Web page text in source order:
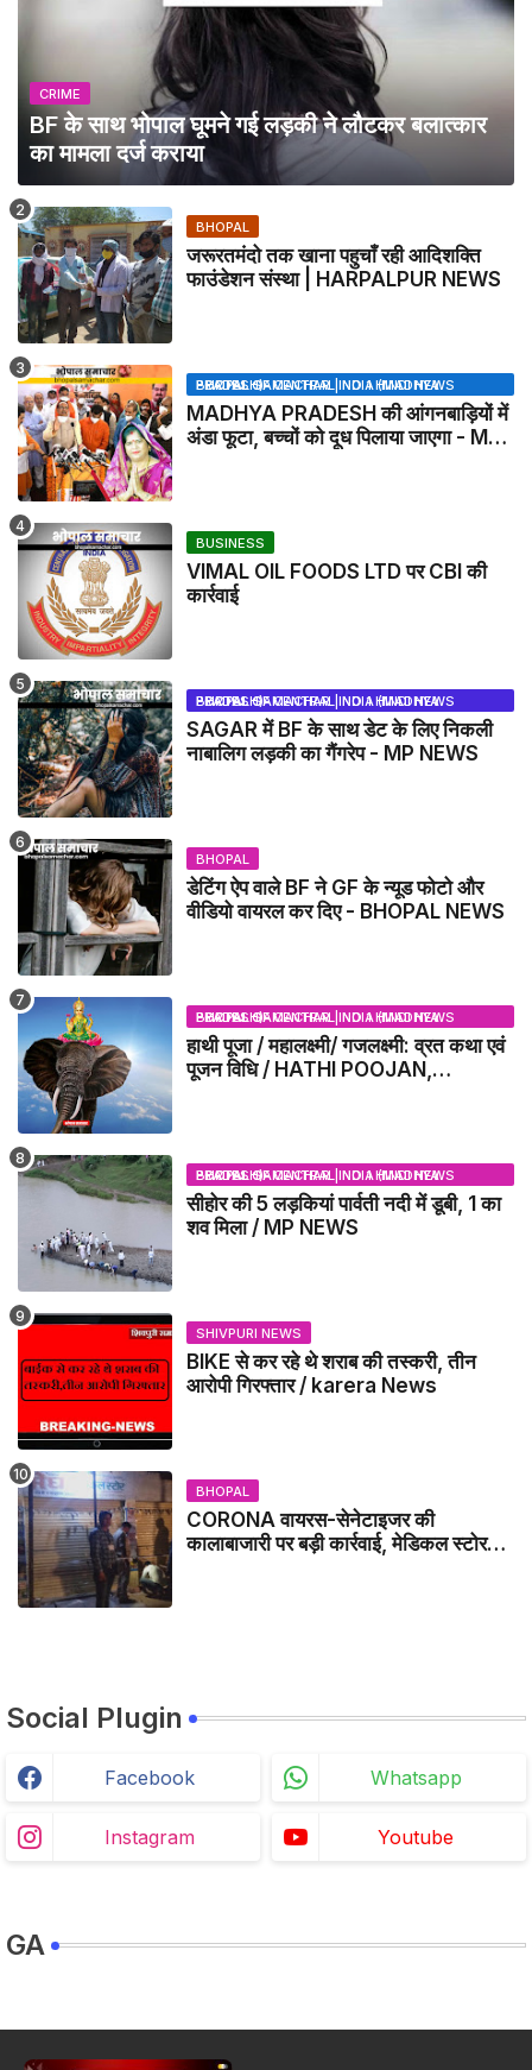
CRIME
BF के साथ भोपाल घूमने गई लड़की ने लौटकर बलात्कार
का मामला दर्ज कराया
BHOPAL
जरूरतमंदो तक खाना पहुचाँ रही आदिशक्ति
फाउंडेशन संस्था | HARPALPUR NEWS
BHOPAL SAMACHAR | NO 1 HINDI NEWS PORTAL OF CENTRAL INDIA (MADHYA PRADESH)
MADHYA PRADESH की आंगनबाड़ियों में
अंडा फूटा, बच्चों को दूध पिलाया जाएगा - MP
BUSINESS
VIMAL OIL FOODS LTD पर CBI की
कार्रवाई
BHOPAL SAMACHAR | NO 1 HINDI NEWS PORTAL OF CENTRAL INDIA (MADHYA PRADESH)
SAGAR में BF के साथ डेट के लिए निकली
नाबालिग लड़की का गैंगरेप - MP NEWS
BHOPAL
डेटिंग ऐप वाले BF ने GF के न्यूड फोटो और
वीडियो वायरल कर दिए - BHOPAL NEWS
BHOPAL SAMACHAR | NO 1 HINDI NEWS PORTAL OF CENTRAL INDIA (MADHYA PRADESH)
हाथी पूजा / महालक्ष्मी/ गजलक्ष्मी: व्रत कथा एवं
पूजन विधि / HATHI POOJAN,
BHOPAL SAMACHAR | NO 1 HINDI NEWS PORTAL OF CENTRAL INDIA (MADHYA PRADESH)
सीहोर की 5 लड़कियां पार्वती नदी में डूबी, 1 का
शव मिला / MP NEWS
SHIVPURI NEWS
BIKE से कर रहे थे शराब की तस्करी, तीन
आरोपी गिरफ्तार / karera News
BHOPAL
CORONA वायरस-सेनेटाइजर की
कालाबाजारी पर बड़ी कार्रवाई, मेडिकल स्टोर
Social Plugin
Facebook Whatsapp
Instagram Youtube
GA